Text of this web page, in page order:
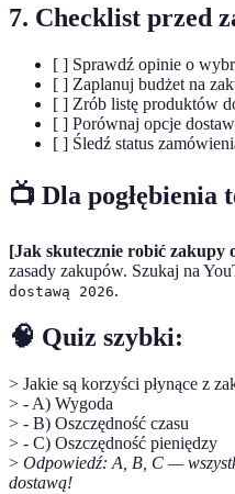
7. Checklist przed
[ ] Sprawdź opinie o
[ ] Zaplanuj budżet na
[ ] Zrób listę produktów
[ ] Porównaj opcje
[ ] Śledź status
📺 Dla pogłębienia
[Jak skutecznie robić zakupy
zasady zakupów. Szukaj na
dostawą 2026.
🧠 Quiz szybki:
> Jakie są korzyści płynące z
> - A) Wygoda
> - B) Oszczędność czasu
> - C) Oszczędność pieniędzy
> Odpowiedź: A, B, C —
dostawą!